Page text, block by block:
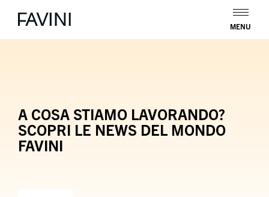
MENU
A COSA STIAMO LAVORANDO?
SCOPRI LE NEWS DEL MONDO
FAVINI